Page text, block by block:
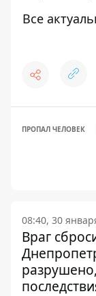
Все
ПРОПАЛ ЧЕЛОВЕК
08:40, 30
Враг